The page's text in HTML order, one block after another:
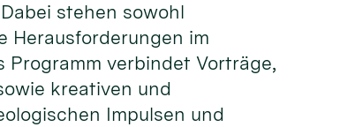
stehen sowohl
Herausforderungen im
verbindet Vorträge,
kreativen und
Impulsen und